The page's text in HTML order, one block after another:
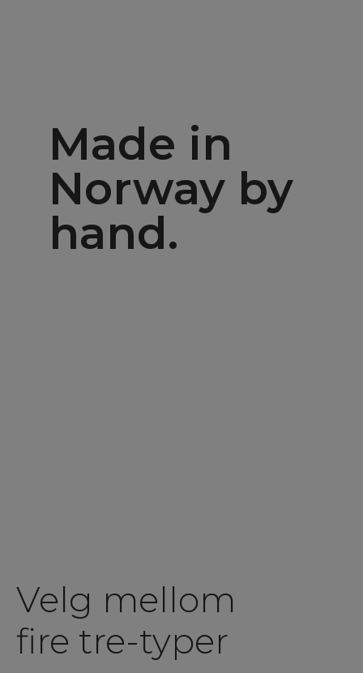
Made in
Norway by
hand.
Velg mellom
fire tre-typer